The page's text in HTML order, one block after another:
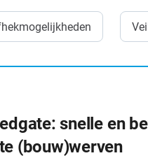
snelle en
(bouw)werven